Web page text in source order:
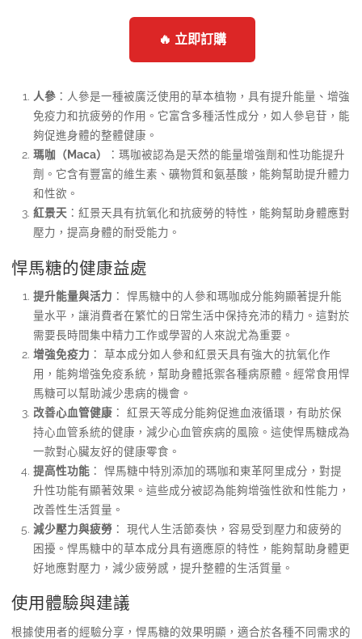
🔥 立即訂購
人參：人參是一種被廣泛使用的草本植物，具有提升能量、增強
免疫力和抗疲勞的作用。它富含多種活性成分，如人參皂苷，能
夠促進身體的整體健康。
瑪咖（Maca）
：瑪咖被認為是天然的能量增強劑和性功能提升
劑。它含有豐富的維生素、礦物質和氨基酸，能夠幫助提升體力
和性欲。
紅景天：紅景天具有抗氧化和抗疲勞的特性，能夠幫助身體應對
壓力，提高身體的耐受能力。
悍馬糖的健康益處
提升能量與活力 ： 悍馬糖中的人參和瑪咖成分能夠顯著提升能
量水平，讓消費者在繁忙的日常生活中保持充沛的精力。這對於
需要長時間集中精力工作或學習的人來說尤為重要。
增強免疫力 ： 草本成分如人參和紅景天具有強大的抗氧化作
用，能夠增強免疫系統，幫助身體抵禦各種病原體。經常食用悍
馬糖可以幫助減少患病的機會。
改善心血管健康： 紅景天等成分能夠促進血液循環，有助於保
持心血管系統的健康，減少心血管疾病的風險。這使悍馬糖成為
一款對心臟友好的健康零食。
提高性功能： 悍馬糖中特別添加的瑪咖和東革阿里成分，對提
升性功能有顯著效果。這些成分被認為能夠增強性欲和性能力，
改善性生活質量。
減少壓力與疲勞 ： 現代人生活節奏快，容易受到壓力和疲勞的
困擾。悍馬糖中的草本成分具有適應原的特性，能夠幫助身體更
好地應對壓力，減少疲勞感，提升整體的生活質量。
使用體驗與建議
根據使用者的經驗分享，悍馬糖的效果明顯，適合於各種不同需求的